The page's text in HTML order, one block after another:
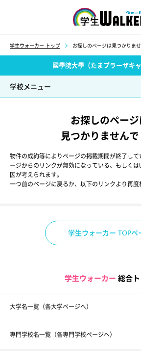
学生ウォーカー トップ お探しのページは見つかりま
國學院大學（たまプラーザキャ
学校メニュー
お探しのペー
見つかりません
物件の成約等によりページの掲載期間が終了し
ージからのリンクが無効になっている、もしく
因が考えられます。
一つ前のページに戻るか、以下のリンクより再度
学生ウォーカー TOPペ
学生ウォーカー 総合
大学名一覧（各大学ページへ）
専門学校名一覧（各専門学校ページへ）